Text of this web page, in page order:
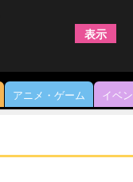
アニメ・ゲーム イベ
表示